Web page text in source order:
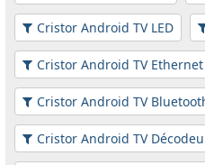
Cristor Android TV LED
Cristor Android TV Ethernet
Cristor Android TV
Cristor Android TV